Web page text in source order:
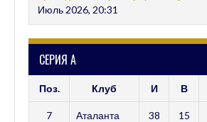
Июль 2026, 20:31
СЕРИЯ А
Поз. Клуб И В
7 Аталанта 38 15